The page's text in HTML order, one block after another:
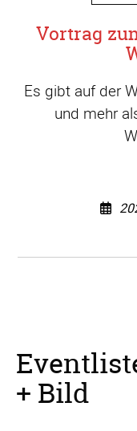
Vortrag
Es gibt auf der
und mehr
+ Bild